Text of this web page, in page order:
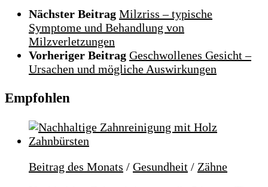
Nächster Beitrag Milzriss – typische
Symptome und Behandlung von
Milzverletzungen
Vorheriger Beitrag Geschwollenes Gesicht –
Ursachen und mögliche Auswirkungen
Empfohlen
Beitrag des Monats / Gesundheit / Zähne